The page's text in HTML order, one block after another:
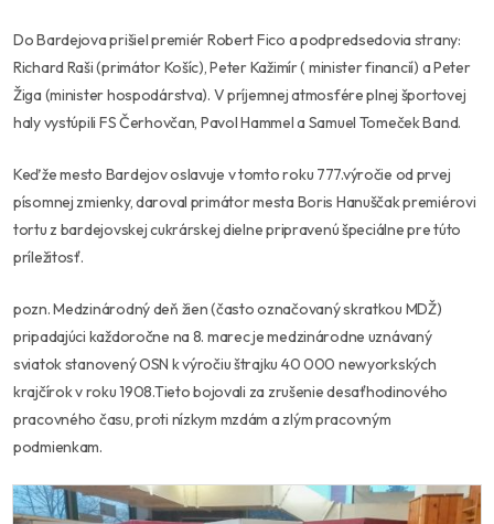
Do Bardejova prišiel premiér Robert Fico a podpredsedovia strany:
Richard Raši (primátor Košíc), Peter Kažimír ( minister financií) a Peter
Žiga (minister hospodárstva). V príjemnej atmosfére plnej športovej
haly vystúpili FS Čerhovčan, Pavol Hammel a Samuel Tomeček Band.
Keďže mesto Bardejov oslavuje v tomto roku 777.výročie od prvej
písomnej zmienky, daroval primátor mesta Boris Hanuščak premiérovi
tortu z bardejovskej cukrárskej dielne pripravenú špeciálne pre túto
príležitosť.
pozn. Medzinárodný deň žien (často označovaný skratkou MDŽ)
pripadajúci každoročne na 8. marec je medzinárodne uznávaný
sviatok stanovený OSN k výročiu štrajku 40 000 newyorkských
krajčírok v roku 1908.Tieto bojovali za zrušenie desaťhodinového
pracovného času, proti nízkym mzdám a zlým pracovným
podmienkam.